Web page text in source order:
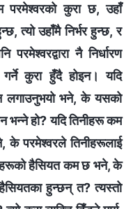
परमेश्‍वरको कुरा छ, उहाँ
त्यो उहाँमै निर्भर हुन्छ, र
नै निर्धारण
कुरा हुँदै होइन। यदि
लगाउनुभयो भने, के यसको
हो? यदि तिनीहरू कम
के परमेश्‍वरले तिनीहरूलाई
हैसियत कम छ भने, के
हुन्छन् त? त्यस्तो